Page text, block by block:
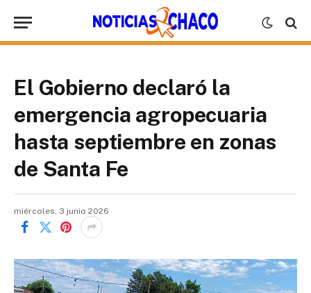
El Gobierno declaró la
emergencia agropecuaria
hasta septiembre en zonas
de Santa Fe
miércoles, 3 junio 2026